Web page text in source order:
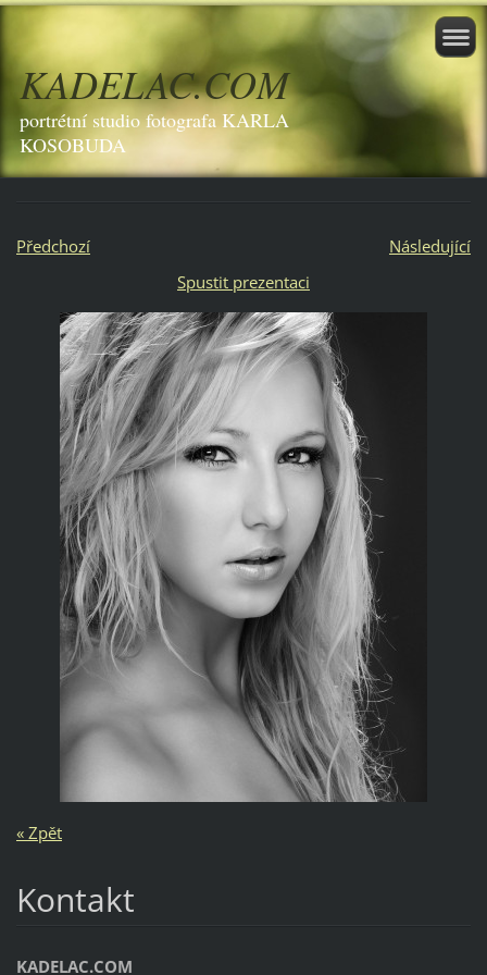
KADELAC.COM
portrétní studio fotografa KARLA
KOSOBUDA
Předchozí
Následující
Spustit prezentaci
« Zpět
Kontakt
KADELAC.COM